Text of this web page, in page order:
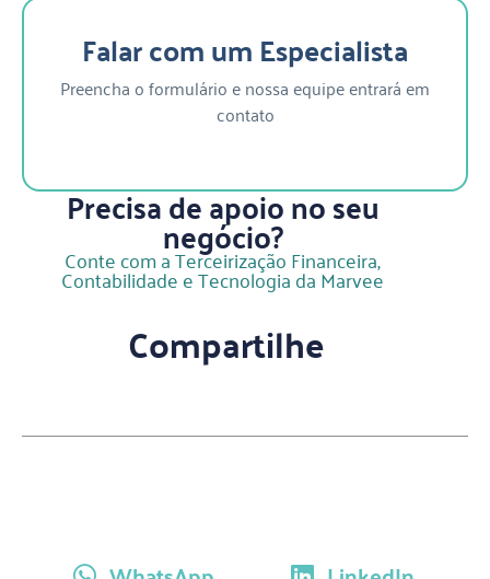
Falar com um Especialista
Preencha o formulário e nossa equipe entrará em
contato
Precisa de apoio no seu
negócio?
Conte com a Terceirização Financeira,
Contabilidade e Tecnologia da Marvee
Compartilhe